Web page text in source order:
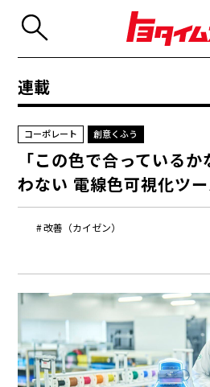
最近のトヨ
連載
トヨタイムズニ
トヨタイムズビ
トヨタイムズス
トヨタイムズ
連載
改善（カイゼン）
コーポレート 創意くふう
「この色で合っている
わない 電線色可視化ツ